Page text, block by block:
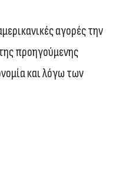
αγορές την
προηγούμενης
και λόγω των